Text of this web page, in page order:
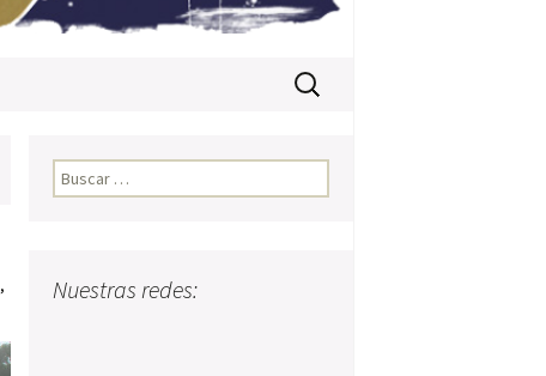
Buscar:
,
Buscar:
Nuestras redes: